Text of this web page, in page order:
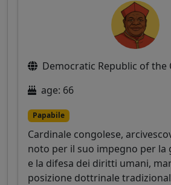
Democratic Republic of the
age: 66
Papabile
Cardinale congolese,
noto per il suo impegno per la
e la difesa dei diritti umani,
posizione dottrinale